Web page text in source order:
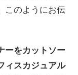
このようにお伝
ーをカットソー
ィスカジュアル